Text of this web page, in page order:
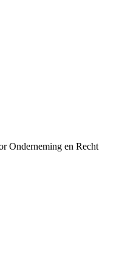
Onderneming en Recht